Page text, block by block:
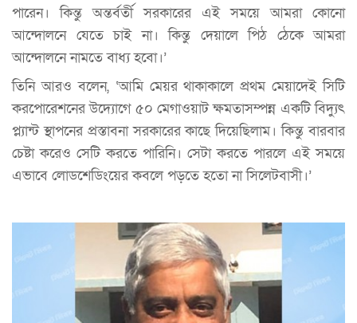
পারেন। কিন্তু অন্তর্বর্তী সরকারের এই সময়ে আমরা কোনো
আন্দোলনে যেতে চাই না। কিন্তু দেয়ালে পিঠ ঠেকে আমরা
আন্দোলনে নামতে বাধ্য হবো।’
তিনি আরও বলেন, ‘আমি মেয়র থাকাকালে প্রথম মেয়াদেই সিটি
করপোরেশনের উদ্যোগে ৫০ মেগাওয়াট ক্ষমতাসম্পন্ন একটি বিদ্যুৎ
প্ল্যান্ট স্থাপনের প্রস্তাবনা সরকারের কাছে দিয়েছিলাম। কিন্তু বারবার
চেষ্টা করেও সেটি করতে পারিনি। সেটা করতে পারলে এই সময়ে
এভাবে লোডশেডিংয়ের কবলে পড়তে হতো না সিলেটবাসী।’